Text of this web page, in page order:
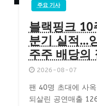
주요 기사
블랙핑크 10
분기 실적…
주주 배당의
2026-08-07
팬 40명 초대에 사
되살린 공연매출